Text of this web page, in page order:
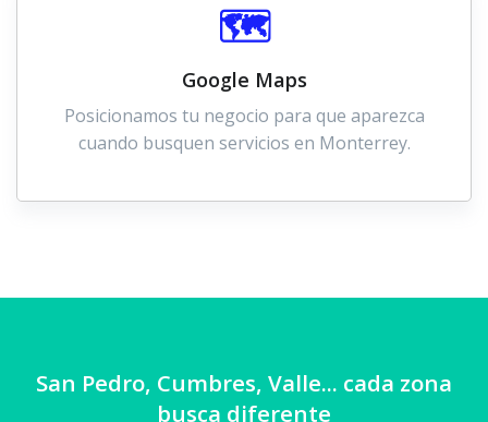
🗺️
Google Maps
Posicionamos tu negocio para que aparezca
cuando busquen servicios en Monterrey.
San Pedro, Cumbres, Valle... cada zona
busca diferente